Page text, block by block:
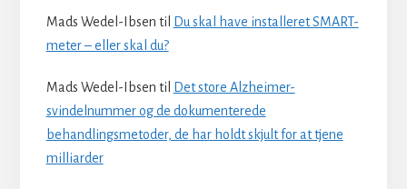
Mads Wedel-Ibsen til
Du skal have installeret SMART-
meter – eller skal du?
Mads Wedel-Ibsen til
Det store Alzheimer-
svindelnummer og de dokumenterede
behandlingsmetoder, de har holdt skjult for at tjene
milliarder